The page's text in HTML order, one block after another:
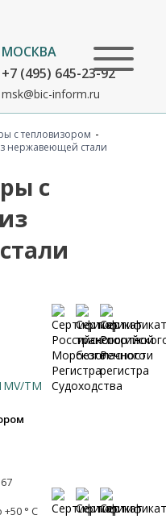
МОСКВА
+7 (495) 645-23-92
msk@bic-inform.ru
с тепловизором -
нержавеющей стали
с
+50 ° C